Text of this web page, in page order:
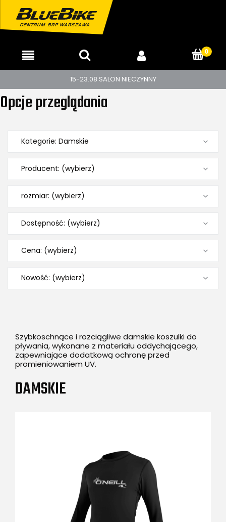
15-23.08 SALON NIECZYNNY
Opcje przeglądania
Kategorie: Damskie
Producent: (wybierz)
rozmiar: (wybierz)
Dostępność: (wybierz)
Cena: (wybierz)
Nowość: (wybierz)
Szybkoschnące i rozciągliwe damskie koszulki do
pływania, wykonane z materiału oddychającego,
zapewniające dodatkową ochronę przed
promieniowaniem UV.
DAMSKIE